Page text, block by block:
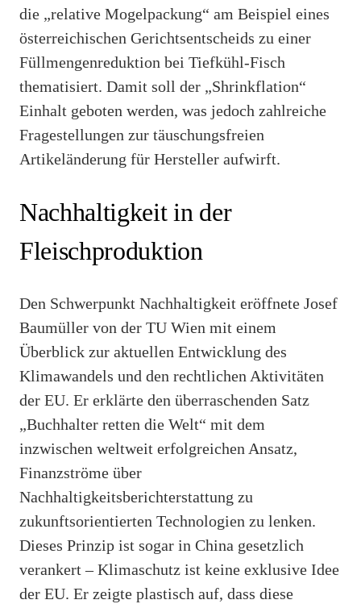
die „relative Mogelpackung“ am Beispiel eines
österreichischen Gerichtsentscheids zu einer
Füllmengenreduktion bei Tiefkühl-Fisch
thematisiert. Damit soll der „Shrinkflation“
Einhalt geboten werden, was jedoch zahlreiche
Fragestellungen zur täuschungsfreien
Artikeländerung für Hersteller aufwirft.
Nachhaltigkeit in der
Fleischproduktion
Den Schwerpunkt Nachhaltigkeit eröffnete Josef
Baumüller von der TU Wien mit einem
Überblick zur aktuellen Entwicklung des
Klimawandels und den rechtlichen Aktivitäten
der EU. Er erklärte den überraschenden Satz
„Buchhalter retten die Welt“ mit dem
inzwischen weltweit erfolgreichen Ansatz,
Finanzströme über
Nachhaltigkeitsberichterstattung zu
zukunftsorientierten Technologien zu lenken.
Dieses Prinzip ist sogar in China gesetzlich
verankert – Klimaschutz ist keine exklusive Idee
der EU. Er zeigte plastisch auf, dass diese